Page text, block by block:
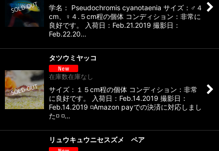
学名： Pseudochromis cyanotaenia サイズ：♂４
cm、♀４.５cm程の個体 コンディション：非常に
良好です。 入荷日：Feb.21.2019 撮影日：
Feb.22.20…
タツウミヤッコ
在庫数在庫なし
サイズ：１５cm程の個体 コンディション：非常
に良好です。 入荷日：Feb.14.2019 撮影日：
Feb.14.2019 ◽️Amazon payでの決済に対応しまし
た◽️ ◽…
リュウキュウニセスズメ ペア